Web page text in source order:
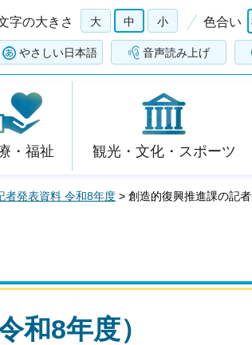
字の大きさ 大 中 小 色合い
やさしい日本語 音声読み上げ
・福祉 観光・文化・スポーツ
者発表資料 令和8年度 > 創造的復興推進課の記
和8年度）